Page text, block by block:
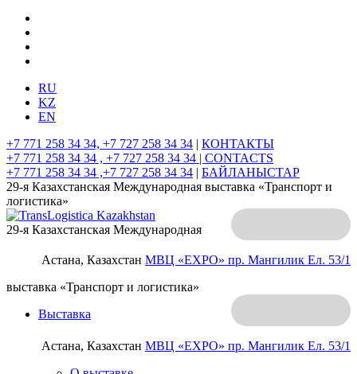
RU
KZ
EN
+7 771 258 34 34, +7 727 258 34 34 | КОНТАКТЫ
+7 771 258 34 34 , +7 727 258 34 34 | CONTACTS
+7 771 258 34 34 ,+7 727 258 34 34 | БАЙЛАНЫСТАР
29-я Казахстанская Международная выставка «Транспорт и
логистика»
Астана, Казахстан МВЦ «EXPO» пр. Мангилик Ел. 53/1
29-я Казахстанская Международная
выставка «Транспорт и логистика»
Астана, Казахстан МВЦ «EXPO» пр. Мангилик Ел. 53/1
Выставка